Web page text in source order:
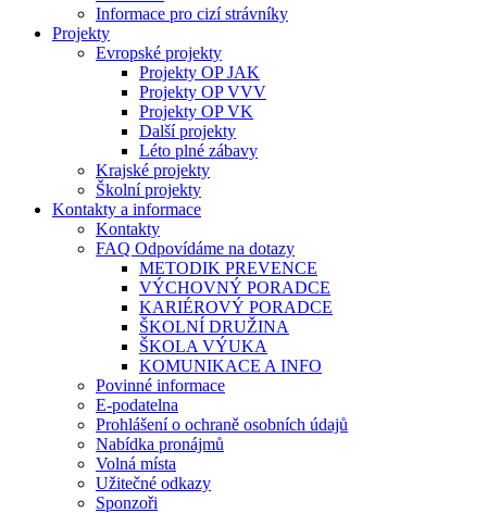
Informace pro cizí strávníky
Projekty
Evropské projekty
Projekty OP JAK
Projekty OP VVV
Projekty OP VK
Další projekty
Léto plné zábavy
Krajské projekty
Školní projekty
Kontakty a informace
Kontakty
FAQ Odpovídáme na dotazy
METODIK PREVENCE
VÝCHOVNÝ PORADCE
KARIÉROVÝ PORADCE
ŠKOLNÍ DRUŽINA
ŠKOLA VÝUKA
KOMUNIKACE A INFO
Povinné informace
E-podatelna
Prohlášení o ochraně osobních údajů
Nabídka pronájmů
Volná místa
Užitečné odkazy
Sponzoři